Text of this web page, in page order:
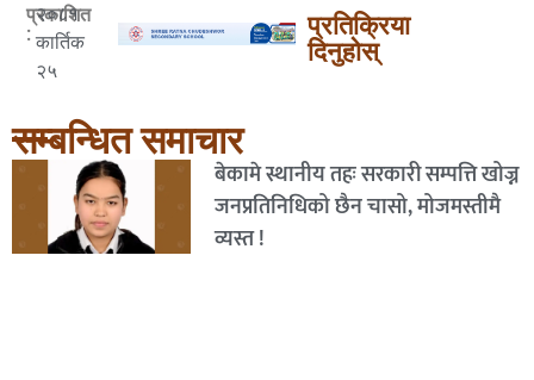
प्रकाशित
:
२०८१
कार्तिक
२५
प्रतिक्रिया
दिनुहोस्
सम्बन्धित समाचार
बेकामे स्थानीय तहः सरकारी सम्पत्ति खोज्न
जनप्रतिनिधिको छैन चासो, मोजमस्तीमै
व्यस्त !